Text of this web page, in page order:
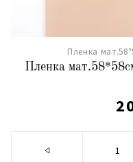
Пленка
Пленка